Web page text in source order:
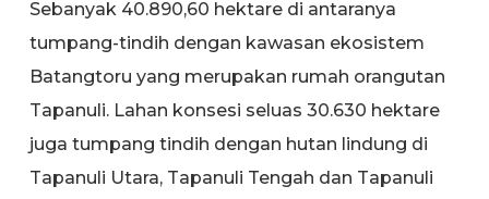
Sebanyak 40.890,60 hektare di antaranya
tumpang-tindih dengan kawasan ekosistem
Batangtoru yang merupakan rumah orangutan
Tapanuli. Lahan konsesi seluas 30.630 hektare
juga tumpang tindih dengan hutan lindung di
Tapanuli Utara, Tapanuli Tengah dan Tapanuli